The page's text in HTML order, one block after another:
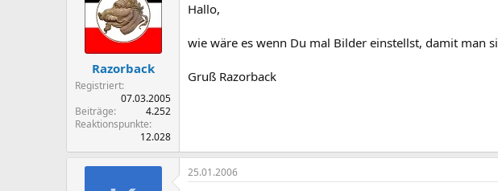
Razorback
Registriert
07.03.2005
Beiträge
4.252
Reaktionspunkte
12.028
Hallo,
wie wäre es wenn Du mal Bilder einstellst, damit man
Gruß Razorback
25.01.2006